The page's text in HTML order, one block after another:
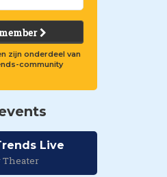
zijn onderdeel van
community
Live
Theater